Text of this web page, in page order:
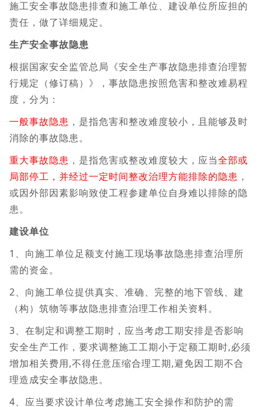
施工安全事故隐患排查和施工单位、建设单位所应担的
责任，做了详细规定。
生产安全事故隐患
根据国家安全监管总局《安全生产事故隐患排查治理暂
行规定（修订稿）》，事故隐患按照危害和整改难易程
度，分为：
一般事故隐患 ，是指危害和整改难度较小，且能够及时
消除的事故隐患。
重大事故隐患 ，是指危害或整改难度较大，应当全部或
局部停工，并经过一定时间整改治理方能排除的隐患 ，
或因外部因素影响致使工程参建单位自身难以排除的隐
患。
建设单位
1、向施工单位足额支付施工现场事故隐患排查治理所
需的资金。
2、向施工单位提供真实、准确、完整的地下管线、建
（构）筑物等事故隐患排查治理工作相关资料。
3、在制定和调整工期时，应当考虑工期安排是否影响
安全生产工作，要求调整施工工期小于定额工期时,必须
增加相关费用,不得任意压缩合理工期,避免因工期不合
理造成安全事故隐患。
4、应当要求设计单位考虑施工安全操作和防护的需